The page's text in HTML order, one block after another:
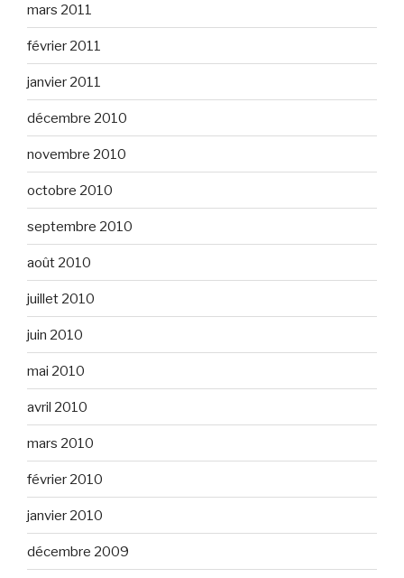
mars 2011
février 2011
janvier 2011
décembre 2010
novembre 2010
octobre 2010
septembre 2010
août 2010
juillet 2010
juin 2010
mai 2010
avril 2010
mars 2010
février 2010
janvier 2010
décembre 2009